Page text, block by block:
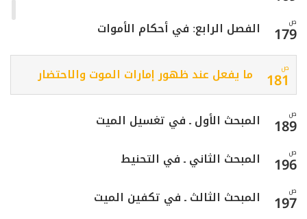
ص
179 الفصل الرابع: في أحكام الأموات
ص
181 ما يفعل عند ظهور إمارات الموت والاحتضار
ص
189 المبحث الأول ـ في تغسيل الميت
ص
196 المبحث الثاني ـ في التحنيط
ص
197 المبحث الثالث ـ في تكفين الميت